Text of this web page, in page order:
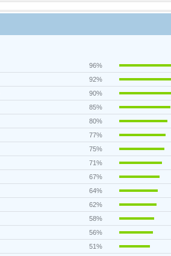
96%
92%
90%
85%
80%
77%
75%
71%
67%
64%
62%
58%
56%
51%